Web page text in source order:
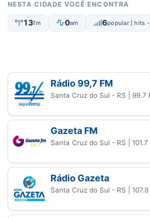
NESTA CIDADE VOCÊ ENCONTRA
13fm 0am 6popular | hits
Rádio 99,7 FM
Santa Cruz do Sul - RS | 99.7
Gazeta FM
Santa Cruz do Sul - RS |
Rádio Gazeta
Santa Cruz do Sul - RS |